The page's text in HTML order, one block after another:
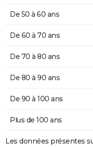
De 50 à 60 ans
De 60 à 70 ans
De 70 à 80 ans
De 80 à 90 ans
De 90 à 100 ans
Plus de 100 ans
Les données présentes